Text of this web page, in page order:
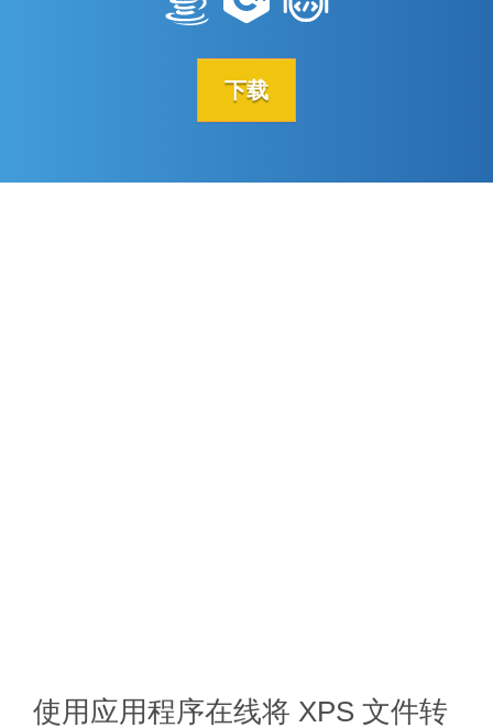
下载
使用应用程序在线将 XPS 文件转